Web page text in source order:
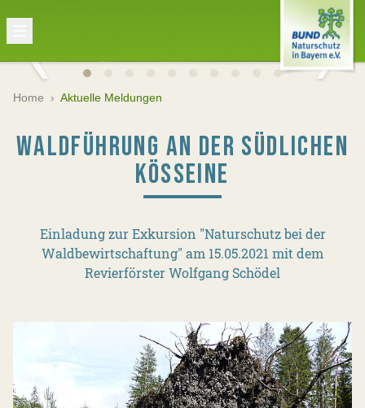
Home › Aktuelle Meldungen
WALDFÜHRUNG AN DER SÜDLICHEN
KÖSSEINE
Einladung zur Exkursion "Naturschutz bei der
Waldbewirtschaftung" am 15.05.2021 mit dem
Revierförster Wolfgang Schödel